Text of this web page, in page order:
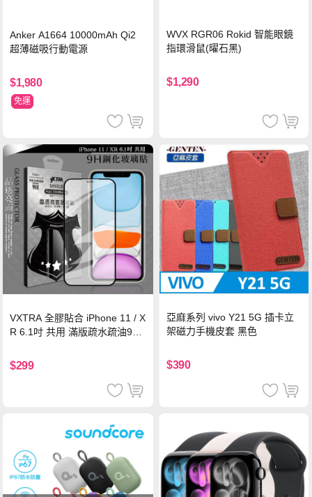
Anker A1664 10000mAh Qi2
超薄磁吸行動電源
$1,980
免運
WVX RGR06 Rokid 智能眼鏡
指環滑鼠(曜石黑)
$1,290
VXTRA 全膠貼合 iPhone 11 / X
R 6.1吋 共用 滿版疏水疏油9H
$299
亞麻系列 vivo Y21 5G 插卡立
架磁力手機皮套 黑色
$390